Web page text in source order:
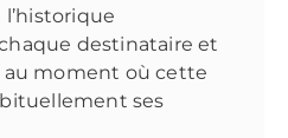
destinataire et
au moment où cette
ses